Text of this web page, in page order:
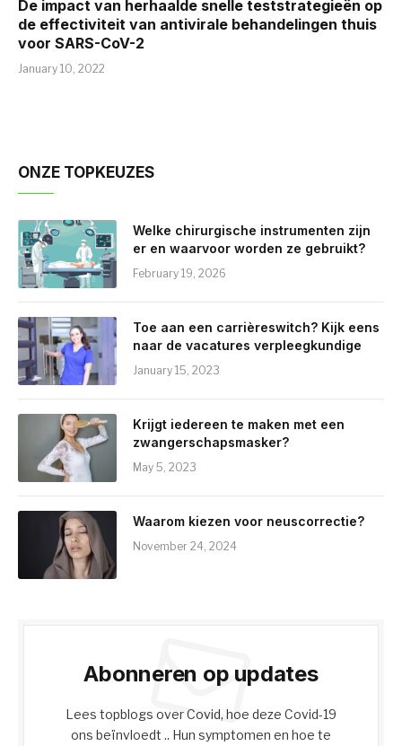
De impact van herhaalde snelle teststrategieën op
de effectiviteit van antivirale behandelingen thuis
voor SARS-CoV-2
January 10, 2022
ONZE TOPKEUZES
Welke chirurgische instrumenten zijn
er en waarvoor worden ze gebruikt?
February 19, 2026
Toe aan een carrièreswitch? Kijk eens
naar de vacatures verpleegkundige
January 15, 2023
Krijgt iedereen te maken met een
zwangerschapsmasker?
May 5, 2023
Waarom kiezen voor neuscorrectie?
November 24, 2024
Abonneren op updates
Lees topblogs over Covid, hoe deze Covid-19
ons beïnvloedt .. Hun symptomen en hoe te